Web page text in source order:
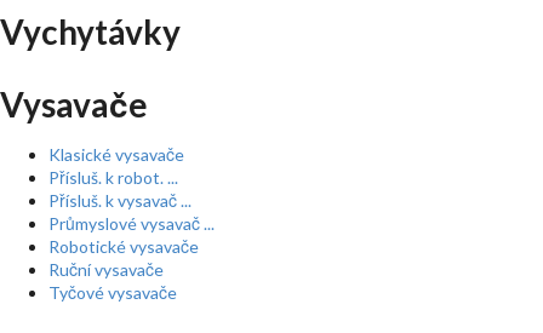
Vychytávky
Vysavače
Klasické vysavače
Přísluš. k robot. ...
Přísluš. k vysavač ...
Průmyslové vysavač ...
Robotické vysavače
Ruční vysavače
Tyčové vysavače